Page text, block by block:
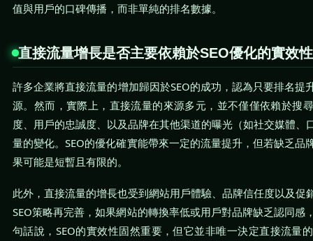
值與用戶的口碑傳播，而非單純的排名數據。
直接流量增長是否主要依賴於SEO優化的實效
許多企業將直接流量的增加歸因於SEO的成功，認為只要排名提
源。然而，實際上，直接流量的來源多元，並不僅僅依賴於搜
度、用戶的忠誠度、以及品牌在其他渠道的曝光（如社交媒體、
量的變化。SEO的優化確實能帶來一定的流量提升，但若缺乏品
果可能是短暫且有限的。
此外，直接流量的增長也受到網站用戶體驗、品牌信任度以及促
SEO策略再完善，如果網站的轉換率低或用戶對品牌缺乏認同感
句話說，SEO的實效性固然重要，但它並非唯一決定直接流量